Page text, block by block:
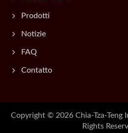
Prodotti
Notizie
FAQ
Contatto
Copyright © 2026 Chia-Tza-Teng
Rights